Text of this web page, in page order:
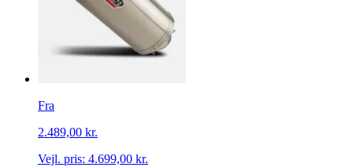
Fra
2.489,00 kr.
Vejl. pris: 4.699,00 kr.